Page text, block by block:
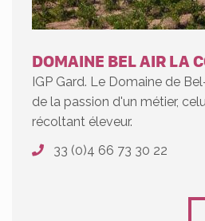
DOMAINE BEL AIR LA
IGP Gard. Le Domaine de
de la passion d'un métier,
récoltant éleveur.
33 (0)4 66 73 30 22